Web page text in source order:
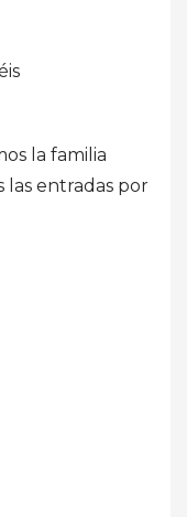
la familia
las entradas por